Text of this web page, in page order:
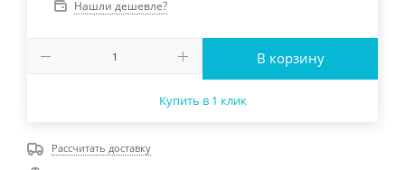
Нашли дешевле?
В корзину
Купить в 1 клик
Рассчитать доставку